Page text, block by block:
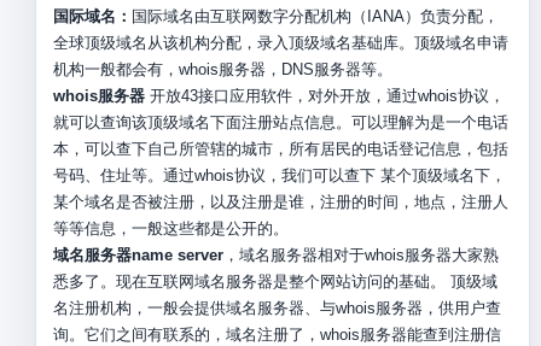
国际域名： 国际域名由互联网数字分配机构（IANA）负责分配，
全球顶级域名从该机构分配，录入顶级域名基础库。顶级域名申请
机构一般都会有，whois服务器，DNS服务器等。
whois服务器开放43接口应用软件，对外开放，通过whois协议，
就可以查询该顶级域名下面注册站点信息。可以理解为是一个电话
本，可以查下自己所管辖的城市，所有居民的电话登记信息，包括
号码、住址等。通过whois协议，我们可以查下 某个顶级域名下，
某个域名是否被注册，以及注册是谁，注册的时间，地点，注册人
等等信息，一般这些都是公开的。
域名服务器name server，域名服务器相对于whois服务器大家熟
悉多了。现在互联网域名服务器是整个网站访问的基础。 顶级域
名注册机构，一般会提供域名服务器、与whois服务器，供用户查
询。它们之间有联系的，域名注册了，whois服务器能查到注册信